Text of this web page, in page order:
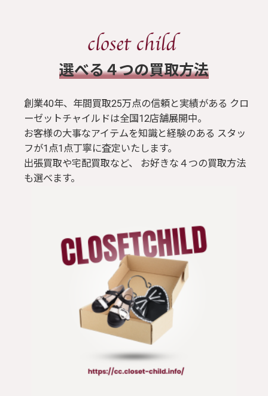
​選べる４つの買取方法
創業40年、年間買取25万点の信頼と実績がある クロ
ーゼットチャイルドは全国12店舗展開中。
お客様の大事なアイテムを知識と経験のある スタッ
フが1点1点丁寧に査定いたします。
出張買取や宅配買取など、 お好きな４つの買取方法
も選べます。